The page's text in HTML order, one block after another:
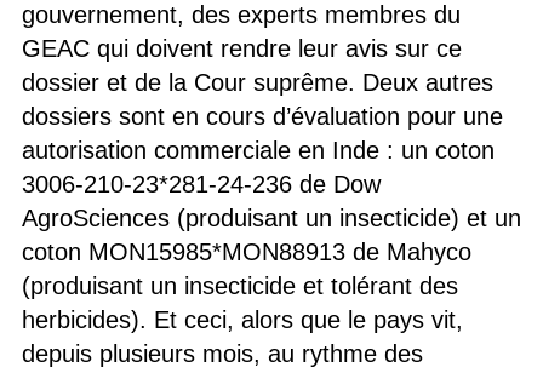
gouvernement, des experts membres du
GEAC qui doivent rendre leur avis sur ce
dossier et de la Cour suprême. Deux autres
dossiers sont en cours d’évaluation pour une
autorisation commerciale en Inde : un coton
3006-210-23*281-24-236 de Dow
AgroSciences (produisant un insecticide) et un
coton MON15985*MON88913 de Mahyco
(produisant un insecticide et tolérant des
herbicides). Et ceci, alors que le pays vit,
depuis plusieurs mois, au rythme des